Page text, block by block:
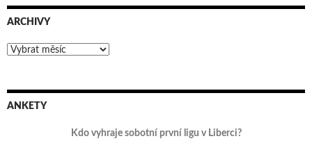
ARCHIVY
Archivy
ANKETY
Kdo vyhraje sobotní první ligu v Liberci?